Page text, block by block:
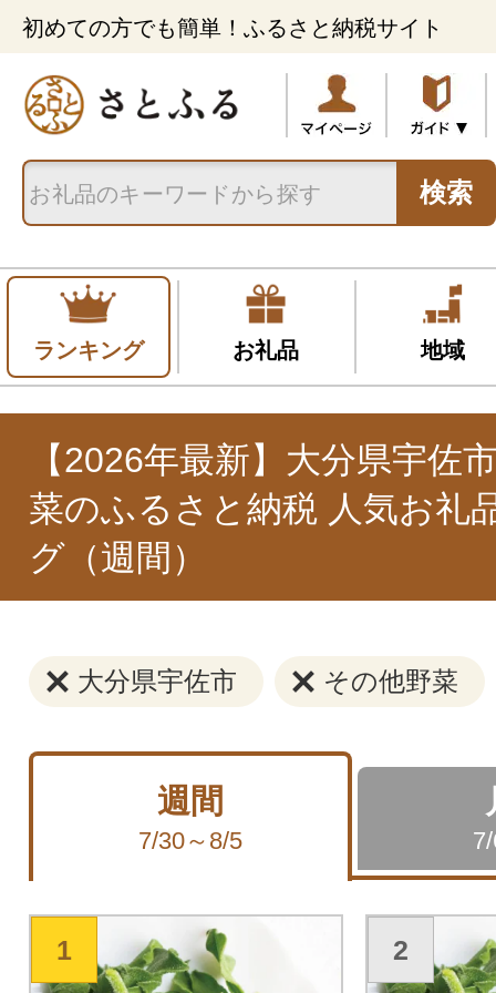
初めての方でも簡単！ふるさと納税サイト
検索
ランキング お礼品 地域
【2026年最新】大分県宇佐
菜のふるさと納税 人気お礼
グ（週間）
大分県宇佐市 その他野菜
週間
7/30～8/5
1 2